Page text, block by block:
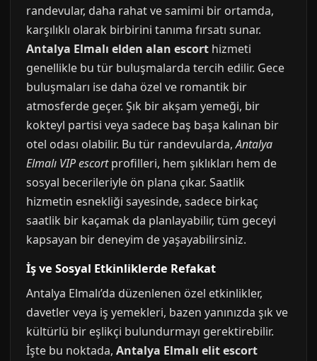
randevular, daha rahat ve samimi bir ortamda,
karşılıklı olarak birbirini tanıma fırsatı sunar.
Antalya Elmalı elden alan escort hizmeti
genellikle bu tür buluşmalarda tercih edilir. Gece
buluşmaları ise daha özel ve romantik bir
atmosferde geçer. Şık bir akşam yemeği, bir
kokteyl partisi veya sadece baş başa kalınan bir
otel odası olabilir. Bu tür randevularda,Antalya
Elmalı VIP escortprofilleri, hem şıklıkları hem de
sosyal becerileriyle ön plana çıkar. Saatlik
hizmetin esnekliği sayesinde, sadece birkaç
saatlik bir kaçamak da planlayabilir, tüm geceyi
kapsayan bir deneyim de yaşayabilirsiniz.
İş ve Sosyal Etkinliklerde Refakat
Antalya Elmalı’da düzenlenen özel etkinlikler,
davetler veya iş yemekleri, bazen yanınızda şık ve
kültürlü bir eşlikçi bulundurmayı gerektirebilir.
İşte bu noktada, Antalya Elmalı elit escort